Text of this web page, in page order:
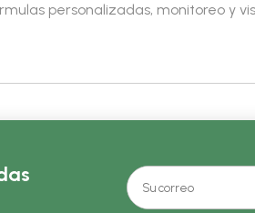
personalizadas, monitoreo y